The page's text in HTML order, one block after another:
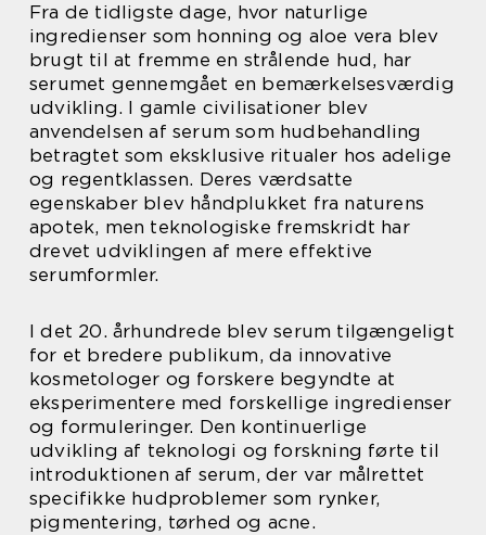
Fra de tidligste dage, hvor naturlige
ingredienser som honning og aloe vera blev
brugt til at fremme en strålende hud, har
serumet gennemgået en bemærkelsesværdig
udvikling. I gamle civilisationer blev
anvendelsen af serum som hudbehandling
betragtet som eksklusive ritualer hos adelige
og regentklassen. Deres værdsatte
egenskaber blev håndplukket fra naturens
apotek, men teknologiske fremskridt har
drevet udviklingen af mere effektive
serumformler.
I det 20. århundrede blev serum tilgængeligt
for et bredere publikum, da innovative
kosmetologer og forskere begyndte at
eksperimentere med forskellige ingredienser
og formuleringer. Den kontinuerlige
udvikling af teknologi og forskning førte til
introduktionen af serum, der var målrettet
specifikke hudproblemer som rynker,
pigmentering, tørhed og acne.